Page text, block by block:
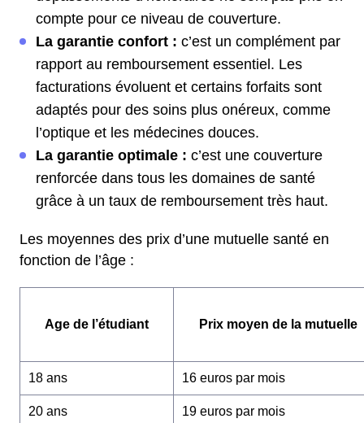
compte pour ce niveau de couverture.
La garantie confort : c’est un complément par
rapport au remboursement essentiel. Les
facturations évoluent et certains forfaits sont
adaptés pour des soins plus onéreux, comme
l’optique et les médecines douces.
La garantie optimale : c’est une couverture
renforcée dans tous les domaines de santé
grâce à un taux de remboursement très haut.
Les moyennes des prix d’une mutuelle santé en
fonction de l’âge :
Age de l’étudiant Prix moyen de la mutuelle
18 ans 16 euros par mois
20 ans 19 euros par mois